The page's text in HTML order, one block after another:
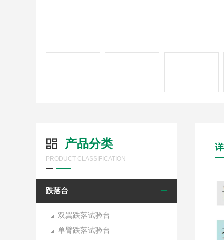
产品分类
PRODUCT CLASSIFICATION
跌落台
双翼跌落试验台
单臂跌落试验台